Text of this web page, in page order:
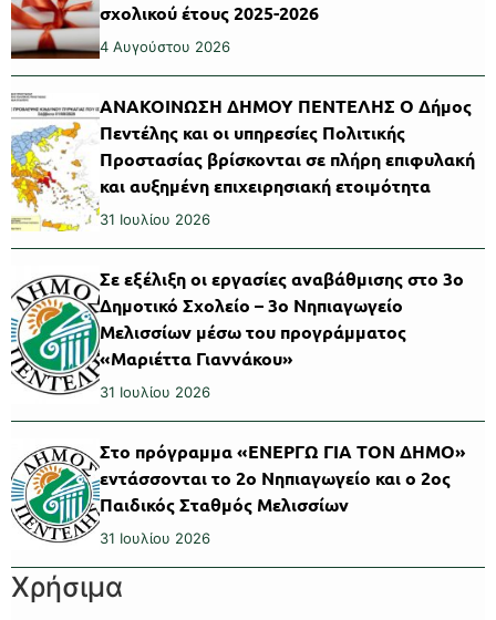
σχολικού έτους 2025-2026
4 Αυγούστου 2026
ΑΝΑΚΟΙΝΩΣΗ ΔΗΜΟΥ ΠΕΝΤΕΛΗΣ Ο Δήμος
Πεντέλης και οι υπηρεσίες Πολιτικής
Προστασίας βρίσκονται σε πλήρη επιφυλακή
και αυξημένη επιχειρησιακή ετοιμότητα
31 Ιουλίου 2026
Σε εξέλιξη οι εργασίες αναβάθμισης στο 3ο
Δημοτικό Σχολείο – 3ο Νηπιαγωγείο
Μελισσίων μέσω του προγράμματος
«Μαριέττα Γιαννάκου»
31 Ιουλίου 2026
Στο πρόγραμμα «ΕΝΕΡΓΩ ΓΙΑ ΤΟΝ ΔΗΜΟ»
εντάσσονται το 2ο Νηπιαγωγείο και ο 2ος
Παιδικός Σταθμός Μελισσίων
31 Ιουλίου 2026
Χρήσιμα